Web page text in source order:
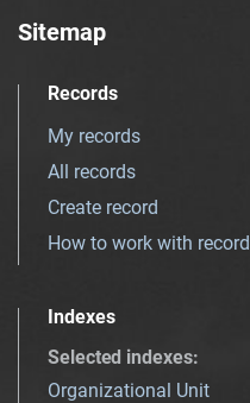
Sitemap
Records
My records
All records
Create record
How to work with record
Indexes
Selected indexes:
Organizational Unit